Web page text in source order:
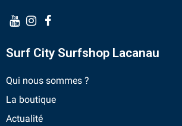
Surf City Surfshop Lacanau
Qui nous sommes ?
La boutique
Actualité